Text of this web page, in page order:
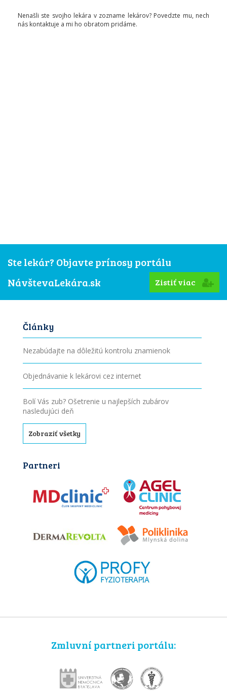
Nenašli ste svojho lekára v zozname lekárov? Povedzte mu, nech
nás kontaktuje a mi ho obratom pridáme.
Ste lekár? Objavte prínosy portálu
NávštevaLekára.sk
Zistiť viac
Články
Nezabúdajte na dôležitú kontrolu znamienok
Objednávanie k lekárovi cez internet
Bolí Vás zub? Ošetrenie u najlepších zubárov
nasledujúci deň
Zobraziť všetky
Partneri
Zmluvní partneri portálu: